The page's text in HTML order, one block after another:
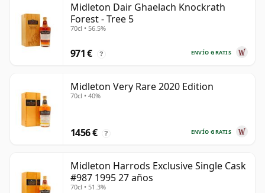
Midleton Dair Ghaelach Knockrath
Forest - Tree 5
70cl • 56.5%
ENVÍO GRATIS
971 € ?
Midleton Very Rare 2020 Edition
70cl • 40%
ENVÍO GRATIS
1456 € ?
Midleton Harrods Exclusive Single Cask
#987 1995 27 años
70cl • 51.3%